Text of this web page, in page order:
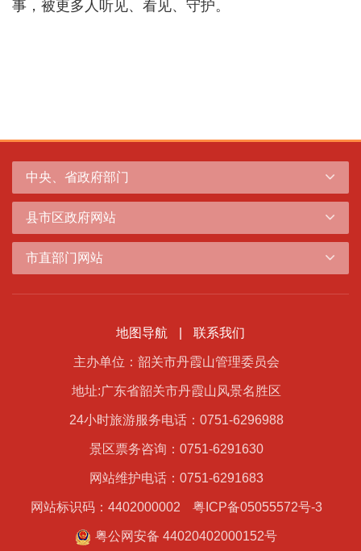
事，被更多人听见、看见、守护。
中央、省政府部门
县市区政府网站
市直部门网站
地图导航 联系我们
主办单位：韶关市丹霞山管理委员会
地址:广东省韶关市丹霞山风景名胜区
24小时旅游服务电话：0751-6296988
景区票务咨询：0751-6291630
网站维护电话：0751-6291683
网站标识码：4402000002 粤ICP备05055572号-3
粤公网安备 44020402000152号